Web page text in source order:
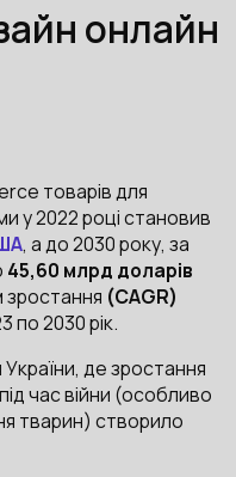
онлайн
товарів для
у 2022 році становив
, а до 2030 року, за
45,60 млрд доларів
зростання (CAGR)
по 2030 рік.
де зростання
час війни (особливо
тварин) створило